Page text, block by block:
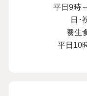
平日9時
日･
養生
平日10